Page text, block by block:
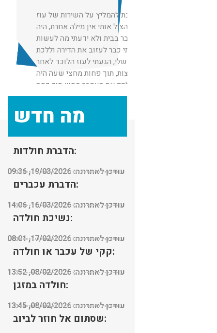
חייבת להמליץ על השירות של עוז
שפשוט הציל אותי אין מילה אחרת, היה
לנו עכבר בבית ולא ידעתי מה לעשות
רציתי כבר לעזוב את הדירה וללכת
לאמא שלי, הגעתי לעוז הלוכד לאחר
המלצות, תוך פחות מחצי שעה היה
אצלי לכד את העכבר ממש תוך כמה
דקות.
אין מילים מקצוען
מה חדש
הדברת חולדות:
עודכן לאחרונה: 19/03/2026, 09:36
הדברת עכברים:
עודכן לאחרונה: 16/03/2026, 14:06
נשיכת חולדה:
עודכן לאחרונה: 17/02/2026, 08:01
קקי של עכבר או חולדה:
עודכן לאחרונה: 08/02/2026, 13:52
חולדה במזגן:
עודכן לאחרונה: 08/02/2026, 13:45
שסתום אל חוזר לביוב: